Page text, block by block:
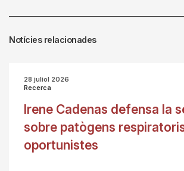
Notícies relacionades
28 juliol 2026
Recerca
Irene Cadenas defensa la
sobre patògens
oportunistes